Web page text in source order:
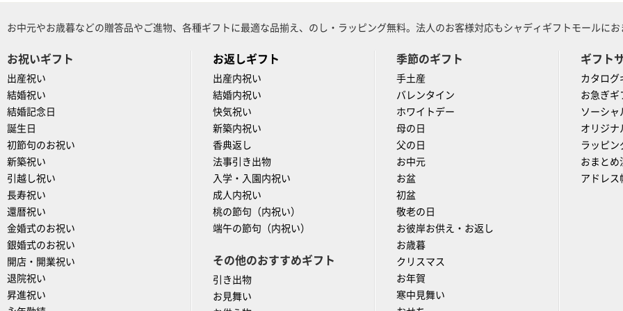
お中元やお歳暮などの贈答品やご進物、各種ギフトに最適な品揃え、のし・ラッピング無料。法人のお客様対応もシャディギフトモールに
お祝いギフト
出産祝い
結婚祝い
結婚記念日
誕生日
初節句のお祝い
新築祝い
引越し祝い
長寿祝い
還暦祝い
金婚式のお祝い
銀婚式のお祝い
開店・開業祝い
退院祝い
昇進祝い
お返しギフト
出産内祝い
結婚内祝い
快気祝い
新築内祝い
香典返し
法事引き出物
入学・入園内祝い
成人内祝い
桃の節句（内祝い）
端午の節句（内祝い）
その他のおすすめギフト
引き出物
お見舞い
季節のギフト
手土産
バレンタイン
ホワイトデー
母の日
父の日
お中元
お盆
初盆
敬老の日
お彼岸お供え・お返し
お歳暮
クリスマス
お年賀
寒中見舞い
ギフト
カタログ
お急ぎギ
ソーシャ
オリジナ
ラッピン
おまとめ
アドレス